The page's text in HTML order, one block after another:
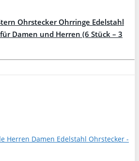
Ohrstecker Ohrringe Edelstahl
Damen und Herren (6 Stück – 3